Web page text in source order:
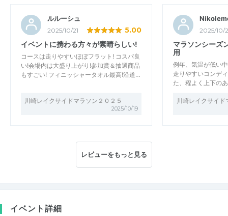
ルルーシュ
2025/10/21 5.00
イベントに携わる方々が素晴らしい!
コースは走りやすいほぼフラット! コスパ良
い!会場内は大盛り上がり!参加賞＆抽選商品
もすごい! フィニッシャータオル最高!沿道…
川崎レイクサイドマラソン２０２５
2025/10/19
2025/10/
マラソンシーズ
用
例年、気温が低い
走りやすいコンデ
た、程よく上下の
川崎レイクサイ
レビューをもっと見る
イベント詳細